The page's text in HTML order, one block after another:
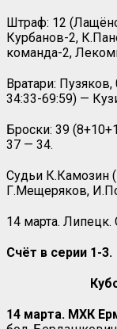
Штраф: 12
Курбанов-2,
команда-2,
Вратари:
34:33-69:59) —
Броски: 39
37 — 34.
Судьи К.Камозин
Г.Мещеряков,
14 марта. Липецк.
Cчёт в серии 1-3.
14 марта. МХК